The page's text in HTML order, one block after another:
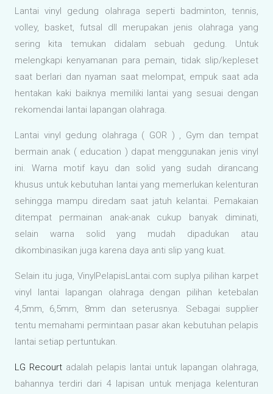
Lantai vinyl gedung olahraga seperti badminton, tennis,
volley, basket, futsal dll merupakan jenis olahraga yang
sering kita temukan didalam sebuah gedung. Untuk
melengkapi kenyamanan para pemain, tidak slip/kepleset
saat berlari dan nyaman saat melompat, empuk saat ada
hentakan kaki baiknya memiliki lantai yang sesuai dengan
rekomendai lantai lapangan olahraga.
Lantai vinyl gedung olahraga ( GOR ) , Gym dan tempat
bermain anak ( education ) dapat menggunakan jenis vinyl
ini. Warna motif kayu dan solid yang sudah dirancang
khusus untuk kebutuhan lantai yang memerlukan kelenturan
sehingga mampu diredam saat jatuh kelantai. Pemakaian
ditempat permainan anak-anak cukup banyak diminati,
selain warna solid yang mudah dipadukan atau
dikombinasikan juga karena daya anti slip yang kuat.
Selain itu juga, VinylPelapisLantai.com suplya pilihan karpet
vinyl lantai lapangan olahraga dengan pilihan ketebalan
4,5mm, 6,5mm, 8mm dan seterusnya. Sebagai supplier
tentu memahami permintaan pasar akan kebutuhan pelapis
lantai setiap pertuntukan.
LG Recourt adalah pelapis lantai untuk lapangan olahraga,
bahannya terdiri dari 4 lapisan untuk menjaga kelenturan